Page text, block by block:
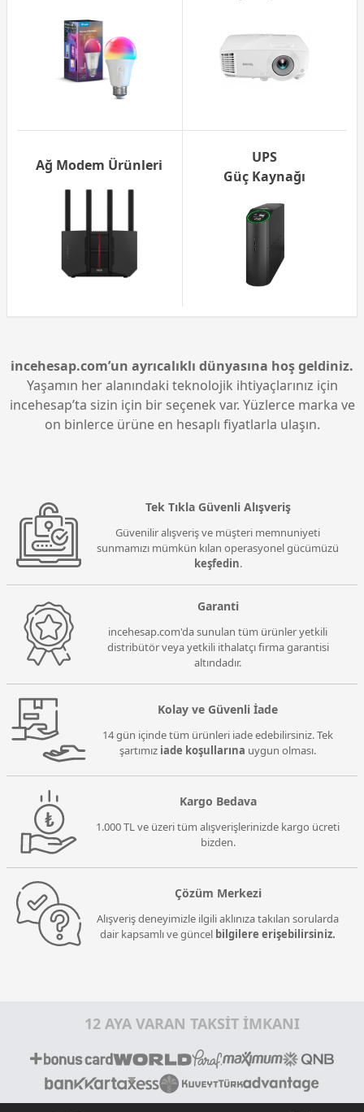
Ağ Modem Ürünleri
UPS
Güç Kaynağı
incehesap.com’un ayrıcalıklı dünyasına hoş geldiniz.
Yaşamın her alanındaki teknolojik ihtiyaçlarınız için
incehesap’ta sizin için bir seçenek var. Yüzlerce marka ve
on binlerce ürüne en hesaplı fiyatlarla ulaşın.
Tek Tıkla Güvenli Alışveriş
Güvenilir alışveriş ve müşteri memnuniyeti
sunmamızı mümkün kılan operasyonel gücümüzü
keşfedin.
Garanti
incehesap.com'da sunulan tüm ürünler yetkili
distribütör veya yetkili ithalatçı firma garantisi
altındadır.
Kolay ve Güvenli İade
14 gün içinde tüm ürünleri iade edebilirsiniz. Tek
şartımız iade koşullarına uygun olması.
Kargo Bedava
1.000 TL ve üzeri tüm alışverişlerinizde kargo ücreti
bizden.
Çözüm Merkezi
Alışveriş deneyimizle ilgili aklınıza takılan sorularda
dair kapsamlı ve güncel bilgilere erişebilirsiniz.
12 AYA VARAN TAKSİT İMKANI